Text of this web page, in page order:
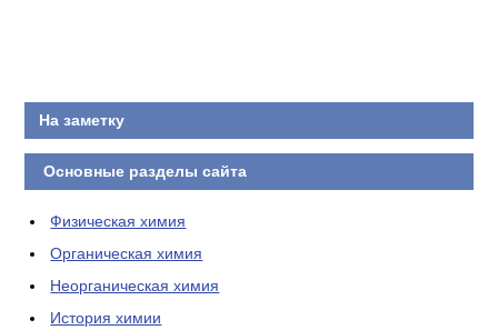
На заметку
Основные разделы сайта
Физическая химия
Органическая химия
Неорганическая химия
История химии